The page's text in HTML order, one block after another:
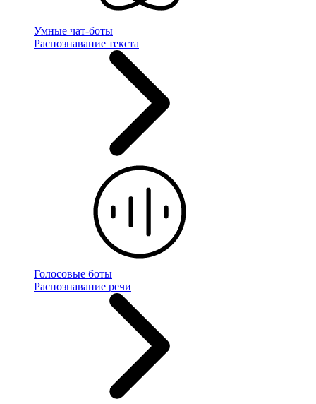
Умные чат-боты
Распознавание текста
Голосовые боты
Распознавание речи